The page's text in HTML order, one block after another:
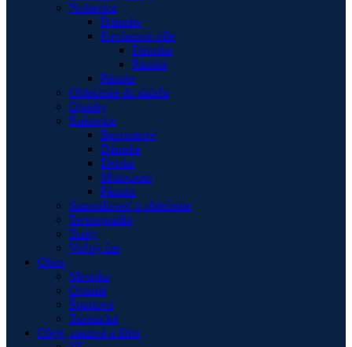
Nohavice
Dámske
Kevlarové rifle
Dámske
Pánske
Pánske
Oblečenie do dažďa
Opasky
Rukavice
Bezprstové
Dámske
Detské
Motocross
Pánske
Starostlivosť o oblečenie
Termoprádlo
Traky
Voľný čas
Obuv
Mestská
Ostatné
Športová
Turistická
Oleje, mazivá a filtre